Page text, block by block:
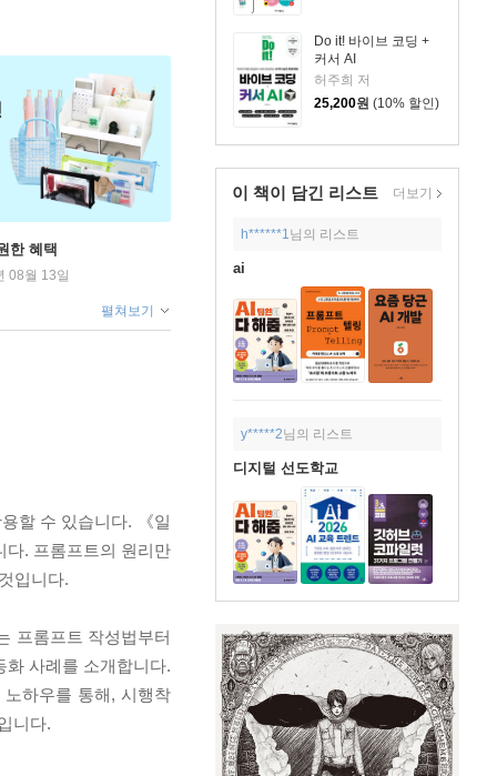
Do it! 바이브 코딩 +
커서 AI
허주희 저
25,200원 (10% 할인)
이 책이 담긴 리스트 더보기
h******1님의 리스트
ai
y*****2님의 리스트
디지털 선도학교
한 혜택
08월 13일
펼쳐보기
할 수 있습니다. 《일
다. 프롬프트의 원리만
입니다.
프롬프트 작성법부터
사례를 소개합니다.
하우를 통해, 시행착
니다.